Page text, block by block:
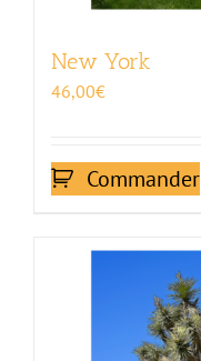
New York
46,00€
Commander